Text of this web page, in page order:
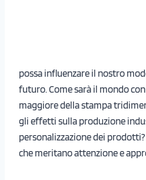
possa influenzare il nostro
futuro. Come sarà il mondo
maggiore della stampa
gli effetti sulla produzione
personalizzazione dei
che meritano attenzione e